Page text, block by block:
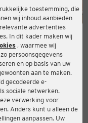
toestemming, die
wij inhoud aanbieden
advertenties
In dit kader maken wij
, waarmee wij
persoonsgegevens
en op basis van uw
aan te maken.
gecodeerde e-
sociale netwerken.
verwerking voor
Anders kunt u alleen de
aanpassen. Uw
58